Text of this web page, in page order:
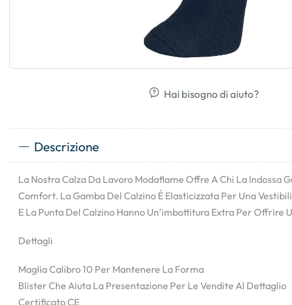
Hai bisogno di aiuto?
Descrizione
La Nostra Calza Da Lavoro Modaflame Offre A Chi La Indossa
Comfort. La Gamba Del Calzino È Elasticizzata Per Una
E La Punta Del Calzino Hanno Un’imbottitura Extra Per Offrire
Dettagli
Maglia Calibro 10 Per Mantenere La Forma
Blister Che Aiuta La Presentazione Per Le Vendite Al Dettaglio
Certificato CE